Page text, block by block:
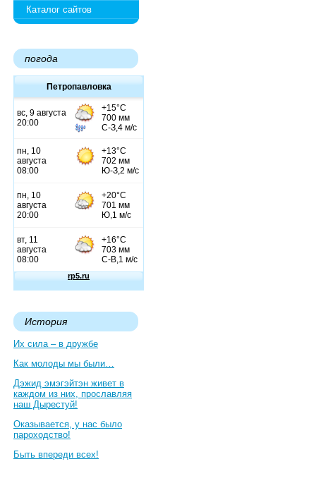
Каталог сайтов
погода
Петропавловка
История
Их сила – в дружбе
Как молоды мы были…
Дэжид эмэгэйтэн живет в
каждом из них, прославляя
наш Дырестуй!
Оказывается, у нас было
пароходство!
Быть впереди всех!